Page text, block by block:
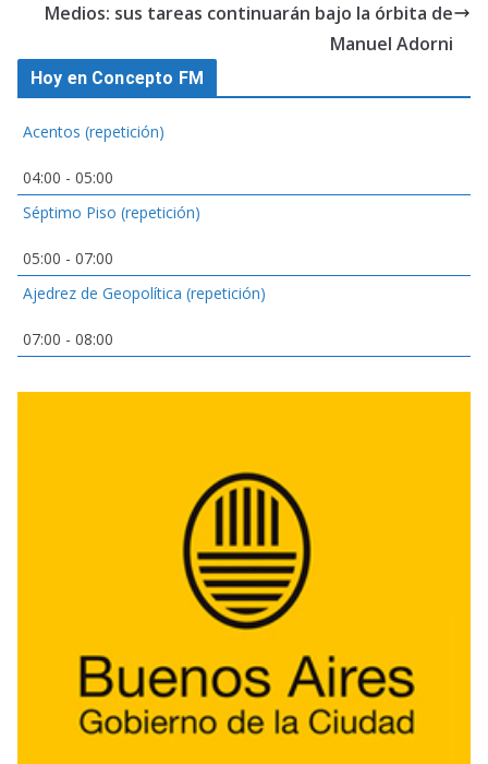
Medios: sus tareas continuarán bajo la órbita de
Manuel Adorni
Hoy en Concepto FM
Acentos (repetición)
04:00 - 05:00
Séptimo Piso (repetición)
05:00 - 07:00
Ajedrez de Geopolítica (repetición)
07:00 - 08:00